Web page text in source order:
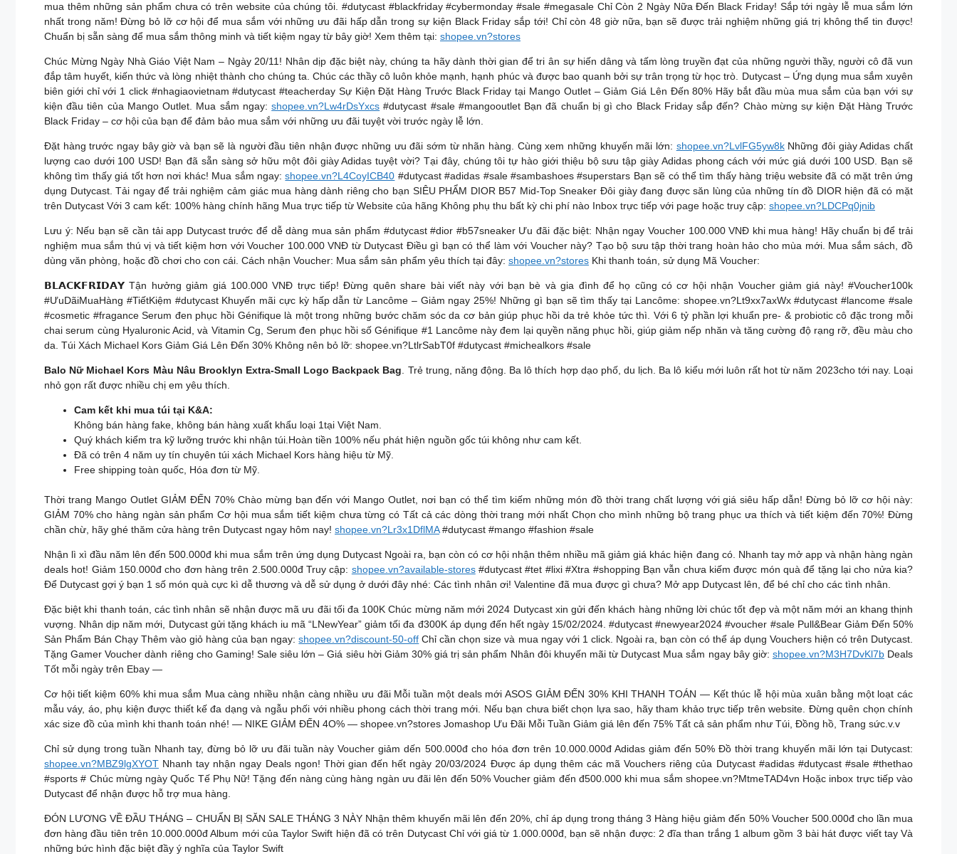
mua thêm những sản phẩm chưa có trên website của chúng tôi. #dutycast #blackfriday #cybermonday #sale #megasale Chỉ Còn 2 Ngày Nữa Đến Black Friday! Sắp tới ngày lễ mua sắm lớn
nhất trong năm! Đừng bỏ lỡ cơ hội để mua sắm với những ưu đãi hấp dẫn trong sự kiện Black Friday sắp tới! Chỉ còn 48 giờ nữa, bạn sẽ được trải nghiệm những giá trị không thể tin được!
Chuẩn bị sẵn sàng để mua sắm thông minh và tiết kiệm ngay từ bây giờ! Xem thêm tại: shopee.vn?stores
Chúc Mừng Ngày Nhà Giáo Việt Nam – Ngày 20/11! Nhân dịp đặc biệt này, chúng ta hãy dành thời gian để tri ân sự hiến dâng và tấm lòng truyền đạt của những người thầy, người cô đã vun
đắp tâm huyết, kiến thức và lòng nhiệt thành cho chúng ta. Chúc các thầy cô luôn khỏe mạnh, hạnh phúc và được bao quanh bởi sự trân trọng từ học trò. Dutycast – Ứng dụng mua sắm xuyên
biên giới chỉ với 1 click #nhagiaovietnam #dutycast #teacherday Sự Kiện Đặt Hàng Trước Black Friday tại Mango Outlet – Giảm Giá Lên Đến 80% Hãy bắt đầu mùa mua sắm của bạn với sự
kiện đầu tiên của Mango Outlet. Mua sắm ngay:shopee.vn?Lw4rDsYxcs #dutycast #sale #mangooutlet Bạn đã chuẩn bị gì cho Black Friday sắp đến? Chào mừng sự kiện Đặt Hàng Trước
Black Friday – cơ hội của bạn để đảm bảo mua sắm với những ưu đãi tuyệt vời trước ngày lễ lớn.
Đặt hàng trước ngay bây giờ và bạn sẽ là người đầu tiên nhận được những ưu đãi sớm từ nhãn hàng. Cùng xem những khuyến mãi lớn: shopee.vn?LvlFG5yw8kNhững đôi giày Adidas chất
lượng cao dưới 100 USD! Bạn đã sẵn sàng sở hữu một đôi giày Adidas tuyệt vời? Tại đây, chúng tôi tự hào giới thiệu bộ sưu tập giày Adidas phong cách với mức giá dưới 100 USD. Bạn sẽ
không tìm thấy giá tốt hơn nơi khác! Mua sắm ngay:shopee.vn?L4CoyICB40 #dutycast #adidas #sale #sambashoes #superstars Bạn sẽ có thể tìm thấy hàng triệu website đã có mặt trên ứng
dụng Dutycast. Tải ngay để trải nghiệm cảm giác mua hàng dành riêng cho bạn SIÊU PHẨM DIOR B57 Mid-Top Sneaker Đôi giày đang được săn lùng của những tín đồ DIOR hiện đã có mặt
trên Dutycast Với 3 cam kết: 100% hàng chính hãng Mua trực tiếp từ Website của hãng Không phụ thu bất kỳ chi phí nào Inbox trực tiếp với page hoặc truy cập: shopee.vn?LDCPq0jnib
Lưu ý: Nếu bạn sẽ cần tải app Dutycast trước để dễ dàng mua sản phẩm #dutycast #dior #b57sneaker Ưu đãi đặc biệt: Nhận ngay Voucher 100.000 VNĐ khi mua hàng! Hãy chuẩn bị để trải
nghiệm mua sắm thú vị và tiết kiệm hơn với Voucher 100.000 VNĐ từ Dutycast Điều gì bạn có thể làm với Voucher này? Tạo bộ sưu tập thời trang hoàn hảo cho mùa mới. Mua sắm sách, đồ
dùng văn phòng, hoặc đồ chơi cho con cái. Cách nhận Voucher: Mua sắm sản phẩm yêu thích tại đây: shopee.vn?stores Khi thanh toán, sử dụng Mã Voucher:
𝗕𝗟𝗔𝗖𝗞𝗙𝗥𝗜𝗗𝗔𝗬 Tận hưởng giảm giá 100.000 VNĐ trực tiếp! Đừng quên share bài viết này với bạn bè và gia đình để họ cũng có cơ hội nhận Voucher giảm giá này! #Voucher100k
#ƯuDãiMuaHàng #TiếtKiệm #dutycast Khuyến mãi cực kỳ hấp dẫn từ Lancôme – Giảm ngay 25%! Những gì bạn sẽ tìm thấy tại Lancôme: shopee.vn?Lt9xx7axWx #dutycast #lancome #sale
#cosmetic #fragance Serum đen phục hồi Génifique là một trong những bước chăm sóc da cơ bản giúp phục hồi da trẻ khỏe tức thì. Với 6 tỷ phần lợi khuẩn pre- & probiotic cô đặc trong mỗi
chai serum cùng Hyaluronic Acid, và Vitamin Cg, Serum đen phục hồi số Génifique #1 Lancôme này đem lại quyền năng phục hồi, giúp giảm nếp nhăn và tăng cường độ rạng rỡ, đều màu cho
da. Túi Xách Michael Kors Giảm Giá Lên Đến 30% Không nên bỏ lỡ: shopee.vn?LtlrSabT0f #dutycast #michealkors #sale
Balo Nữ Michael Kors Màu Nâu Brooklyn Extra-Small Logo Backpack Bag . Trẻ trung, năng động. Ba lô thích hợp dạo phố, du lịch. Ba lô kiểu mới luôn rất hot từ năm 2023cho tới nay. Loại
nhỏ gọn rất được nhiều chị em yêu thích.
Cam kết khi mua túi tại K&A:
Không bán hàng fake, không bán hàng xuất khẩu loại 1tại Việt Nam.
Quý khách kiểm tra kỹ lưỡng trước khi nhận túi.Hoàn tiền 100% nếu phát hiện nguồn gốc túi không như cam kết.
Đã có trên 4 năm uy tín chuyên túi xách Michael Kors hàng hiệu từ Mỹ.
Free shipping toàn quốc, Hóa đơn từ Mỹ.
Thời trang Mango Outlet GIẢM ĐẾN 70% Chào mừng bạn đến với Mango Outlet, nơi bạn có thể tìm kiếm những món đồ thời trang chất lượng với giá siêu hấp dẫn! Đừng bỏ lỡ cơ hội này:
GIẢM 70% cho hàng ngàn sản phẩm Cơ hội mua sắm tiết kiệm chưa từng có Tất cả các dòng thời trang mới nhất Chọn cho mình những bộ trang phục ưa thích và tiết kiệm đến 70%! Đừng
chần chừ, hãy ghé thăm cửa hàng trên Dutycast ngay hôm nay! shopee.vn?Lr3x1DflMA#dutycast #mango #fashion #sale
Nhận lì xì đầu năm lên đến 500.000đ khi mua sắm trên ứng dụng Dutycast Ngoài ra, bạn còn có cơ hội nhận thêm nhiều mã giảm giá khác hiện đang có. Nhanh tay mở app và nhận hàng ngàn
deals hot! Giảm 150.000đ cho đơn hàng trên 2.500.000đ Truy cập: shopee.vn?available-stores#dutycast #tet #lixi #Xtra #shopping Bạn vẫn chưa kiếm được món quà để tặng lại cho nửa kia?
Để Dutycast gợi ý bạn 1 số món quà cực kì dễ thương và dễ sử dụng ở dưới đây nhé: Các tình nhân ơi! Valentine đã mua được gì chưa? Mở app Dutycast lên, để bé chỉ cho các tình nhân.
Đặc biệt khi thanh toán, các tình nhân sẽ nhận được mã ưu đãi tối đa 100K Chúc mừng năm mới 2024 Dutycast xin gửi đến khách hàng những lời chúc tốt đẹp và một năm mới an khang thịnh
vượng. Nhân dịp năm mới, Dutycast gửi tặng khách iu mã “LNewYear” giảm tối đa đ300K áp dụng đến hết ngày 15/02/2024. #dutycast #newyear2024 #voucher #sale Pull&Bear Giảm Đến 50%
Sản Phẩm Bán Chạy Thêm vào giỏ hàng của bạn ngay:shopee.vn?discount-50-off Chỉ cần chọn size và mua ngay với 1 click. Ngoài ra, bạn còn có thể áp dụng Vouchers hiện có trên Dutycast.
Tặng Gamer Voucher dành riêng cho Gaming! Sale siêu lớn – Giá siêu hời Giảm 30% giá trị sản phẩm Nhân đôi khuyến mãi từ Dutycast Mua sắm ngay bây giờ: shopee.vn?M3H7DvKl7bDeals
Tốt mỗi ngày trên Ebay —
Cơ hội tiết kiệm 60% khi mua sắm Mua càng nhiều nhận càng nhiều ưu đãi Mỗi tuần một deals mới ASOS GIẢM ĐẾN 30% KHI THANH TOÁN — Kết thúc lễ hội mùa xuân bằng một loạt các
mẫu váy, áo, phụ kiện được thiết kế đa dạng và ngẫu phối với nhiều phong cách thời trang mới. Nếu bạn chưa biết chọn lựa sao, hãy tham khảo trực tiếp trên website. Đừng quên chọn chính
xác size đồ của mình khi thanh toán nhé! — NIKE GIẢM ĐẾN 4O% — shopee.vn?stores Jomashop Ưu Đãi Mỗi Tuần Giảm giá lên đến 75% Tất cả sản phẩm như Túi, Đồng hồ, Trang sức.v.v
Chỉ sử dụng trong tuần Nhanh tay, đừng bỏ lỡ ưu đãi tuần này Voucher giảm dến 500.000đ cho hóa đơn trên 10.000.000đ Adidas giảm đến 50% Đồ thời trang khuyến mãi lớn tại Dutycast:
shopee.vn?MBZ9lgXYOT Nhanh tay nhận ngay Deals ngon! Thời gian đến hết ngày 20/03/2024 Được áp dụng thêm các mã Vouchers riêng của Dutycast #adidas #dutycast #sale #thethao
#sports # Chúc mừng ngày Quốc Tế Phụ Nữ! Tặng đến nàng cùng hàng ngàn ưu đãi lên đến 50% Voucher giảm đến đ500.000 khi mua sắm shopee.vn?MtmeTAD4vn Hoặc inbox trực tiếp vào
Dutycast để nhận được hỗ trợ mua hàng.
ĐÓN LƯƠNG VỀ ĐẦU THÁNG – CHUẨN BỊ SĂN SALE THÁNG 3 NÀY Nhận thêm khuyến mãi lên đến 20%, chỉ áp dụng trong tháng 3 Hàng hiệu giảm đến 50% Voucher 500.000đ cho lần mua
đơn hàng đầu tiên trên 10.000.000đ Album mới của Taylor Swift hiện đã có trên Dutycast Chỉ với giá từ 1.000.000đ, bạn sẽ nhận được: 2 đĩa than trắng 1 album gồm 3 bài hát được viết tay Và
những bức hình đặc biệt đầy ý nghĩa của Taylor Swift